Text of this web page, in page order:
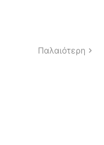
Παλαιότερη